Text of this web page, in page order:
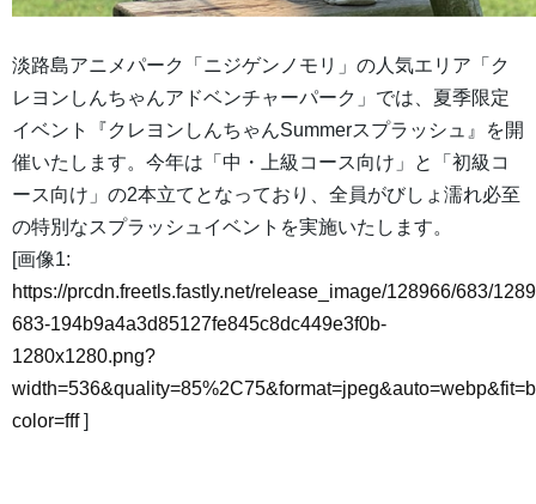
淡路島アニメパーク「ニジゲンノモリ」の人気エリア「ク
レヨンしんちゃんアドベンチャーパーク」では、夏季限定
イベント『クレヨンしんちゃんSummerスプラッシュ』を開
催いたします。今年は「中・上級コース向け」と「初級コ
ース向け」の2本立てとなっており、全員がびしょ濡れ必至
の特別なスプラッシュイベントを実施いたします。
[画像1:
https://prcdn.freetls.fastly.net/release_image/128966/683/
683-194b9a4a3d85127fe845c8dc449e3f0b-
1280x1280.png?
color=fff]